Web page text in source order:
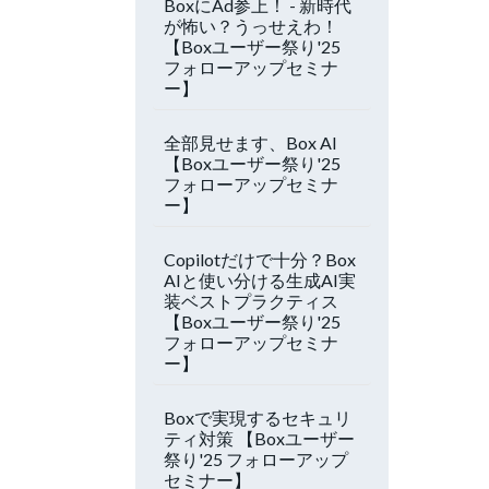
BoxにAd参上！ - 新時代
が怖い？うっせえわ！
【Boxユーザー祭り'25
フォローアップセミナ
ー】
全部見せます、Box AI
【Boxユーザー祭り'25
フォローアップセミナ
ー】
Copilotだけで十分？Box
AIと使い分ける生成AI実
装ベストプラクティス
【Boxユーザー祭り'25
フォローアップセミナ
ー】
Boxで実現するセキュリ
ティ対策 【Boxユーザー
祭り'25 フォローアップ
セミナー】